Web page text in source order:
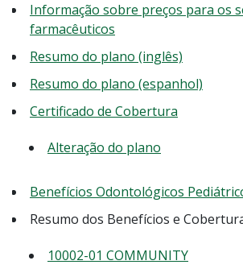
Informação sobre preços para os
farmacêuticos
Resumo do plano (inglês)
Resumo do plano (espanhol)
Certificado de Cobertura
Alteração do plano
Benefícios Odontológicos
Resumo dos Benefícios e
10002-01 COMMUNITY